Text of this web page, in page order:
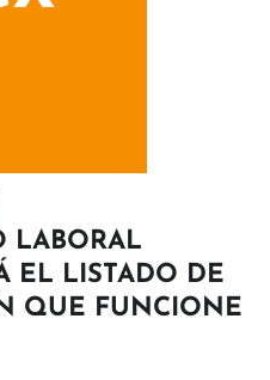
LABORAL
EL LISTADO DE
QUE FUNCIONE